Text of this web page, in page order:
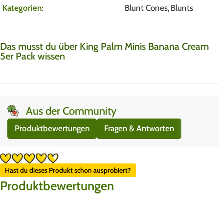
Kategorien: Blunt Cones, Blunts
Das musst du über King Palm Minis Banana Cream
5er Pack wissen
Aus der Community
Produktbewertungen Fragen & Antworten
Hast du dieses Produkt schon ausprobiert?
Produktbewertungen